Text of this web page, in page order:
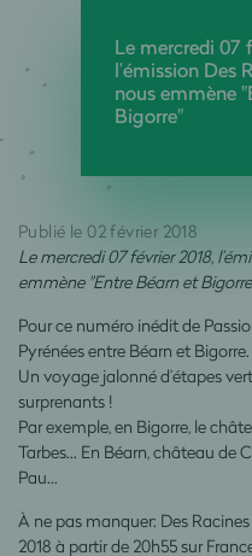
Le mercredi 07
l’émission Des
nous emmène
Bigorre"
Publié le 02 février 2018
Le mercredi 07 février 2018,
emmène "Entre Béarn et
Pour ce numéro inédit de
Pyrénées entre Béarn et Bigorre.
Un voyage jalonné d’étapes
surprenants !
Par exemple, en Bigorre, le
Tarbes… En Béarn, château de
Pau…
À ne pas manquer: Des
2018 à partir de 20h55 sur